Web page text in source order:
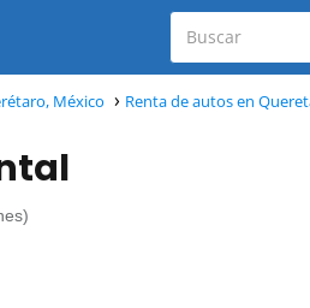
México
Renta de autos en